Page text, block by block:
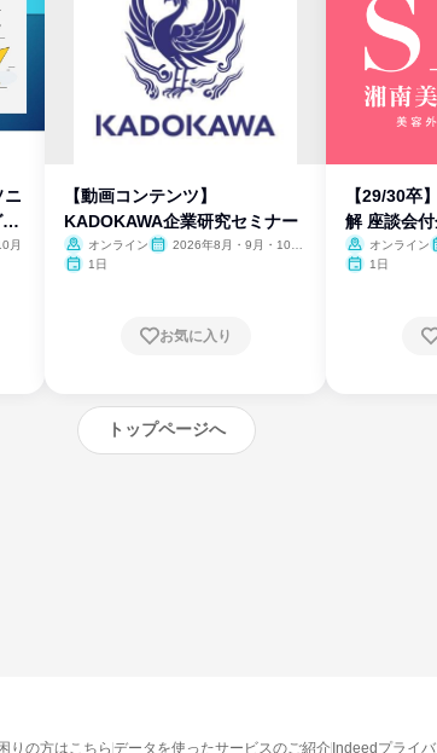
ニ
月
【動画コンテンツ】
KADOKAWA企業研究セミナー
オンライン
2026年8月・9月・10
1日
お気に入り
【29/30卒
解 座談会
オンライン
1日
トップページへ
りの方はこちら データを使ったサービスのご紹介 Indeedプライ